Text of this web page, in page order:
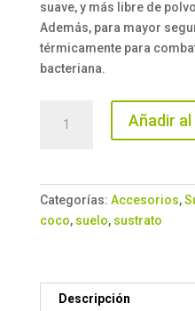
suave, y más libre de
Además, para mayor
térmicamente para
bacteriana.
TROPICAL
EXO
TERRA
Añadir
Categorías: Accesorios,
coco, suelo, sustrato
Descripción